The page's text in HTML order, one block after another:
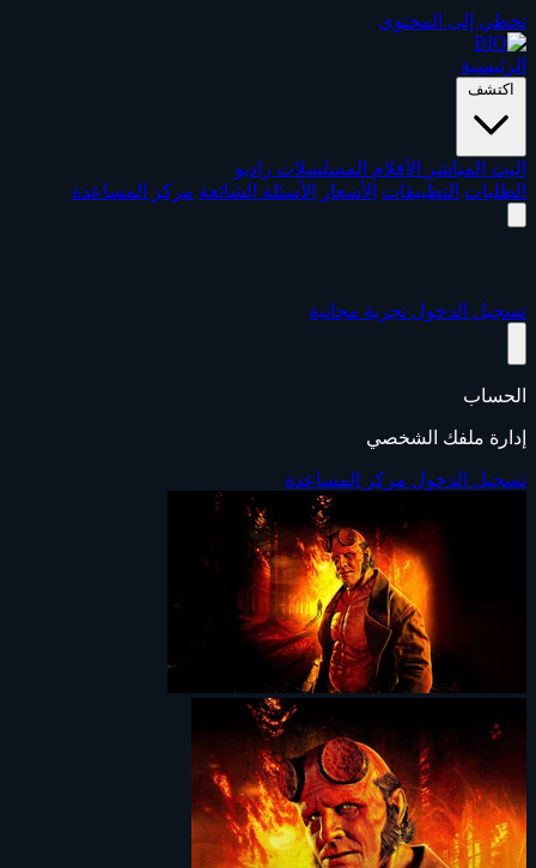
تخطي إلى المحتوى
الرئيسية
اكتشف
البث المباشر الأفلام المسلسلات راديو
الطلبات التطبيقات الأسعار الأسئلة الشائعة مركز المساعدة
تسجيل الدخول تجربة مجانية
الحساب
إدارة ملفك الشخصي
تسجيل الدخول مركز المساعدة